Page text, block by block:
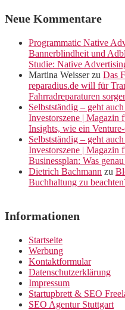
Neue Kommentare
Programmatic Native
Bannerblindheit und
Studie: Native
Martina Weisserzu Das
reparadius.de will für
Fahrradreparaturen
Selbstständig – geht
Investorszene | Magazin
Insights, wie ein
Selbstständig – geht
Investorszene | Magazin
Businessplan: Was
Dietrich Bachmann zu
Buchhaltung zu
Informationen
Startseite
Werbung
Kontaktformular
Datenschutzerklärung
Impressum
Startupbrett & SEO
SEO Agentur Stuttgart